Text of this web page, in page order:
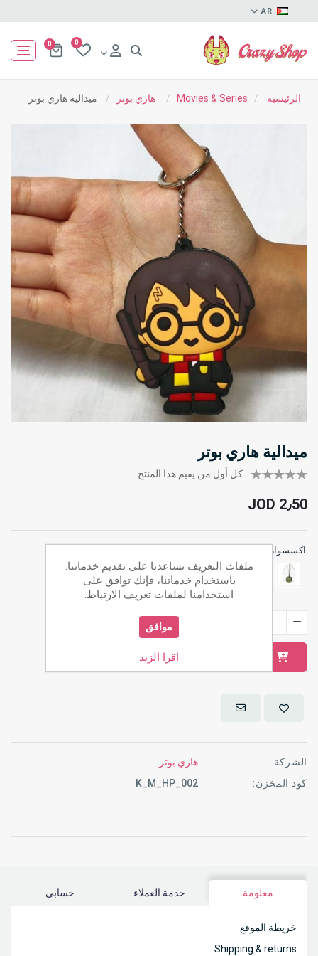
AR
0
0
الرئيسية /
Movies & Series
/ هاري بوتر / ميدالية هاري بوتر
ميدالية هاري بوتر
كل أول من يقيم هذا المنتج
JOD 2٫50
اكسسوارات
الشركة:
هاري بوتر
كود المخزن:
K_M_HP_002
معلومة خدمة العملاء حسابي
خريطة الموقع
Shipping & returns
ملفات التعريف تساعدنا على تقديم خدماتنا.
باستخدام خدماتنا، فإنك توافق على
استخدامنا لملفات تعريف الارتباط.
موافق
اقرا الزيد